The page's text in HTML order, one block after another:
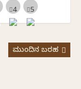
ಮುಂದಿನ ಬರಹ